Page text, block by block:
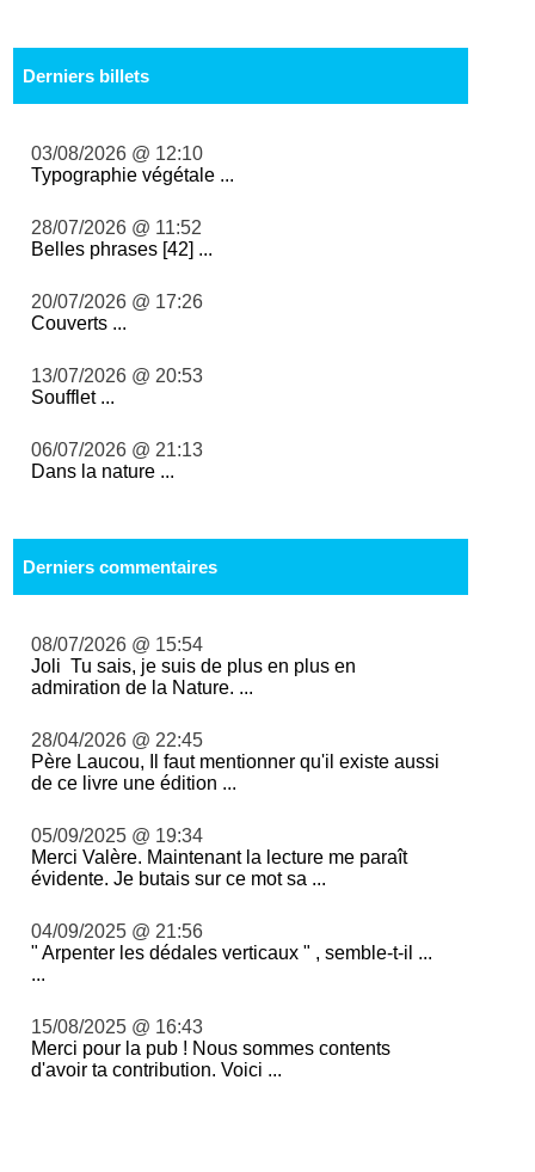
Derniers billets
03/08/2026 @ 12:10
Typographie végétale ...
28/07/2026 @ 11:52
Belles phrases [42] ...
20/07/2026 @ 17:26
Couverts ...
13/07/2026 @ 20:53
Soufflet ...
06/07/2026 @ 21:13
Dans la nature ...
Derniers commentaires
08/07/2026 @ 15:54
Joli Tu sais, je suis de plus en plus en
admiration de la Nature. ...
28/04/2026 @ 22:45
Père Laucou, Il faut mentionner qu'il existe aussi
de ce livre une édition ...
05/09/2025 @ 19:34
Merci Valère. Maintenant la lecture me paraît
évidente. Je butais sur ce mot sa ...
04/09/2025 @ 21:56
" Arpenter les dédales verticaux " , semble-t-il ...
...
15/08/2025 @ 16:43
Merci pour la pub ! Nous sommes contents
d'avoir ta contribution. Voici ...